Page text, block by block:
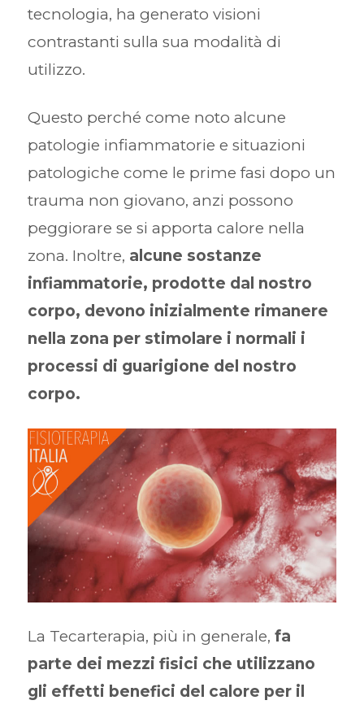
tecnologia, ha generato visioni
contrastanti sulla sua modalità di
utilizzo.
Questo perché come noto alcune
patologie infiammatorie e situazioni
patologiche come le prime fasi dopo un
trauma non giovano, anzi possono
peggiorare se si apporta calore nella
zona. Inoltre, alcune sostanze
infiammatorie, prodotte dal nostro
corpo, devono inizialmente rimanere
nella zona per stimolare i normali i
processi di guarigione del nostro
corpo.
La Tecarterapia, più in generale, fa
parte dei mezzi fisici che utilizzano
gli effetti benefici del calore per il